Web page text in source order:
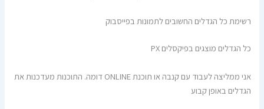
רשימת כל הגדלים החשובים לתמונות בפייסבוק
כל הגדלים מוצגים בפיקסלים PX
אני ממליצה לעבוד עם קנבה או תוכנת ONLINE דומה. התוכנות מעדכנות את
הגדלים באופן קבוע